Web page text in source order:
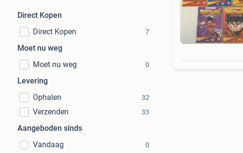
Direct Kopen
Direct Kopen
7
Moet nu weg
Moet nu weg
0
Levering
Ophalen
32
Verzenden 33
Aangeboden sinds
Vandaag
0